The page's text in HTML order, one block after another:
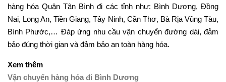
hàng hóa Quận Tân Bình đi các tỉnh như: Bình Dương, Đồng
Nai, Long An, Tiền Giang, Tây Ninh, Cần Thơ, Bà Rịa Vũng Tàu,
Bình Phước,… Đáp ứng nhu cầu vận chuyển đường dài, đảm
bảo đúng thời gian và đảm bảo an toàn hàng hóa.
Xem thêm
Vận chuyển hàng hóa đi Bình Dương